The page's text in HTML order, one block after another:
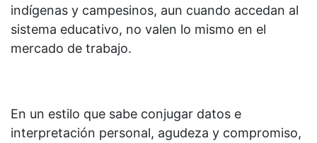
indígenas y campesinos, aun cuando accedan al
sistema educativo, no valen lo mismo en el
mercado de trabajo.
En un estilo que sabe conjugar datos e
interpretación personal, agudeza y compromiso,